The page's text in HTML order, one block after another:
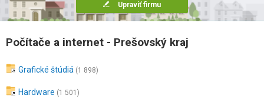
Upraviť firmu
Počítače a internet - Prešovský kraj
Grafické štúdiá (1 898)
Hardware (1 501)